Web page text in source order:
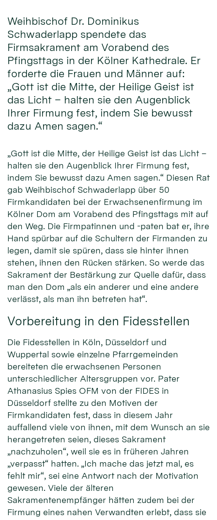
Weihbischof Dr. Dominikus
Schwaderlapp spendete das
Firmsakrament am Vorabend des
Pfingsttags in der Kölner Kathedrale. Er
forderte die Frauen und Männer auf:
„Gott ist die Mitte, der Heilige Geist ist
das Licht – halten sie den Augenblick
Ihrer Firmung fest, indem Sie bewusst
dazu Amen sagen.“
„Gott ist die Mitte, der Heilige Geist ist das Licht –
halten sie den Augenblick Ihrer Firmung fest,
indem Sie bewusst dazu Amen sagen.“ Diesen Rat
gab Weihbischof Schwaderlapp über 50
Firmkandidaten bei der Erwachsenenfirmung im
Kölner Dom am Vorabend des Pfingsttags mit auf
den Weg. Die Firmpatinnen und -paten bat er, ihre
Hand spürbar auf die Schultern der Firmanden zu
legen, damit sie spüren, dass sie hinter ihnen
stehen, ihnen den Rücken stärken. So werde das
Sakrament der Bestärkung zur Quelle dafür, dass
man den Dom „als ein anderer und eine andere
verlässt, als man ihn betreten hat“.
Vorbereitung in den Fidesstellen
Die Fidesstellen in Köln, Düsseldorf und
Wuppertal sowie einzelne Pfarrgemeinden
bereiteten die erwachsenen Personen
unterschiedlicher Altersgruppen vor. Pater
Athanasius Spies OFM von der FIDES in
Düsseldorf stellte zu den Motiven der
Firmkandidaten fest, dass in diesem Jahr
auffallend viele von ihnen, mit dem Wunsch an sie
herangetreten seien, dieses Sakrament
„nachzuholen“, weil sie es in früheren Jahren
„verpasst“ hatten. „Ich mache das jetzt mal, es
fehlt mir“, sei eine Antwort nach der Motivation
gewesen. Viele der älteren
Sakramentenempfänger hätten zudem bei der
Firmung eines nahen Verwandten erlebt, dass sie